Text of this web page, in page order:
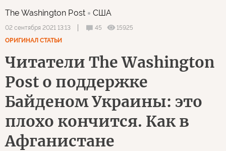
The Washington Post США
02 сентября 2021 13:13 45
15925
ОРИГИНАЛ СТАТЬИ
Читатели The Washington
Post о поддержке
Байденом Украины: это
плохо кончится. Как в
Афганистане